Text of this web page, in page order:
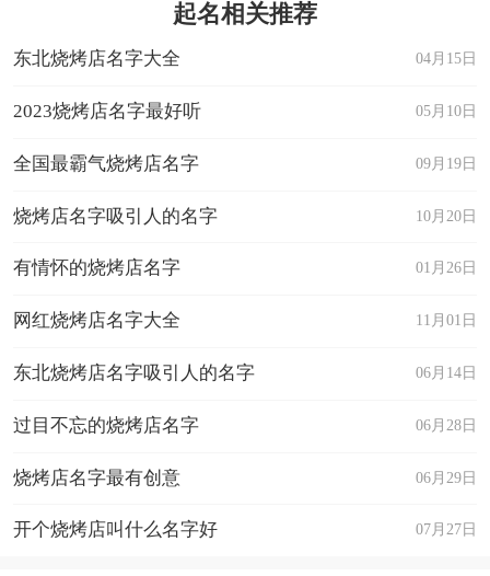
起名相关推荐
04月15日
东北烧烤店名字大全
05月10日
2023烧烤店名字最好听
09月19日
全国最霸气烧烤店名字
10月20日
烧烤店名字吸引人的名字
01月26日
有情怀的烧烤店名字
11月01日
网红烧烤店名字大全
06月14日
东北烧烤店名字吸引人的名字
06月28日
过目不忘的烧烤店名字
06月29日
烧烤店名字最有创意
07月27日
开个烧烤店叫什么名字好